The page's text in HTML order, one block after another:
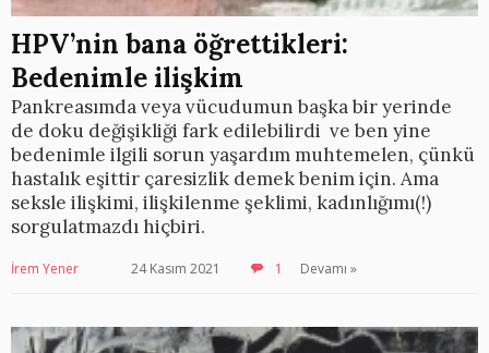
HPV’nin bana öğrettikleri:
Bedenimle ilişkim
Pankreasımda veya vücudumun başka bir yerinde
de doku değişikliği fark edilebilirdi ve ben yine
bedenimle ilgili sorun yaşardım muhtemelen, çünkü
hastalık eşittir çaresizlik demek benim için. Ama
seksle ilişkimi, ilişkilenme şeklimi, kadınlığımı(!)
sorgulatmazdı hiçbiri.
İrem Yener 24 Kasım 2021 1 Devamı »